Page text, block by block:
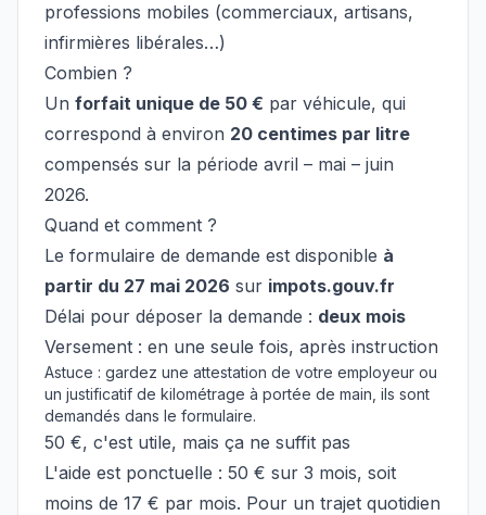
professions mobiles (commerciaux, artisans,
infirmières libérales…)
Combien ?
Un forfait unique de 50 € par véhicule, qui
correspond à environ 20 centimes par litre
compensés sur la période avril – mai – juin
2026.
Quand et comment ?
Le formulaire de demande est disponible à
partir du 27 mai 2026 sur impots.gouv.fr
Délai pour déposer la demande : deux mois
Versement : en une seule fois, après instruction
Astuce : gardez une attestation de votre employeur ou
un justificatif de kilométrage à portée de main, ils sont
demandés dans le formulaire.
50 €, c'est utile, mais ça ne suffit pas
L'aide est ponctuelle : 50 € sur 3 mois, soit
moins de 17 € par mois. Pour un trajet quotidien